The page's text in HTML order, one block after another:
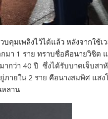
บคุมเพลิงไว้ได้แล้ว หลังจากใช้
มา 1 ราย ทราบชื่อคือนายวิชิต
กว่า 40 ปี ซึ่งได้รับบาดเจ็บสา
ายใน 2 ราย คือนางสมพิศ แส
หลาน